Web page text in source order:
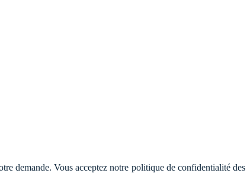
demande. Vous acceptez notre politique de confidentialité des